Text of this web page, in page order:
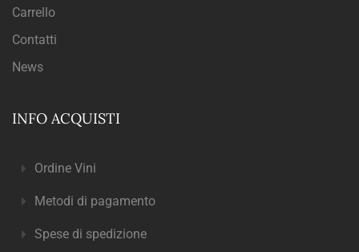
Carrello
Contatti
News
INFO ACQUISTI
Ordine Vini
Metodi di pagamento
Spese di spedizione